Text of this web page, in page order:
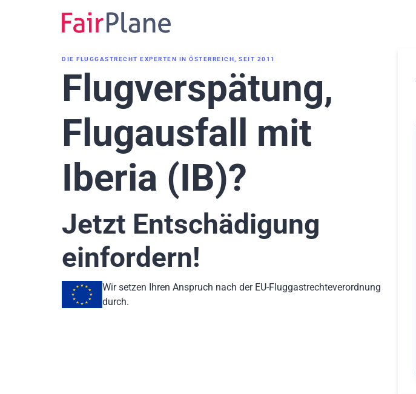
DIE FLUGGASTRECHT EXPERTEN IN ÖSTERREICH, SEIT 2011
Flugverspätung,
Flugausfall mit
Iberia (IB)?
Jetzt Entschädigung
einfordern!
Wir setzen Ihren Anspruch nach der EU-Fluggastrechteverordnung
durch.